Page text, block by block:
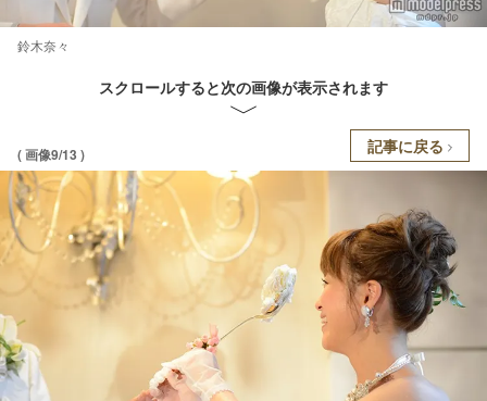
鈴木奈々
スクロールすると次の画像が表示されます
( 画像9/13 ) 記事に戻る